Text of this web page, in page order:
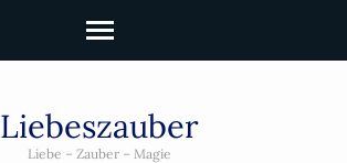
Liebeszauber
Liebe – Zauber – Magie